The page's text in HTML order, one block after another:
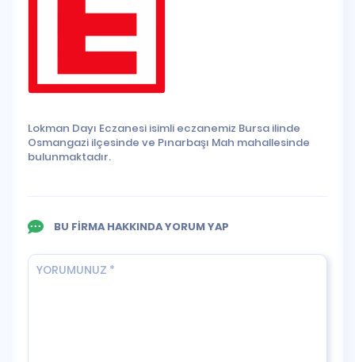
Lokman Dayı Eczanesi isimli eczanemiz Bursa ilinde
Osmangazi ilçesinde ve Pınarbaşı Mah mahallesinde
bulunmaktadır.
BU FİRMA HAKKINDA YORUM YAP